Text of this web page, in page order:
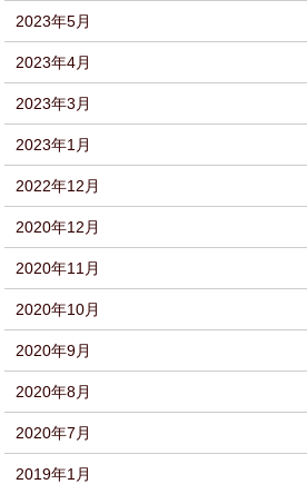
2023年5月
2023年4月
2023年3月
2023年1月
2022年12月
2020年12月
2020年11月
2020年10月
2020年9月
2020年8月
2020年7月
2019年1月